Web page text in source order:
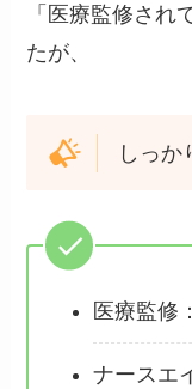
「医療監修され
たが、
しっか
医療監修
ナースエ